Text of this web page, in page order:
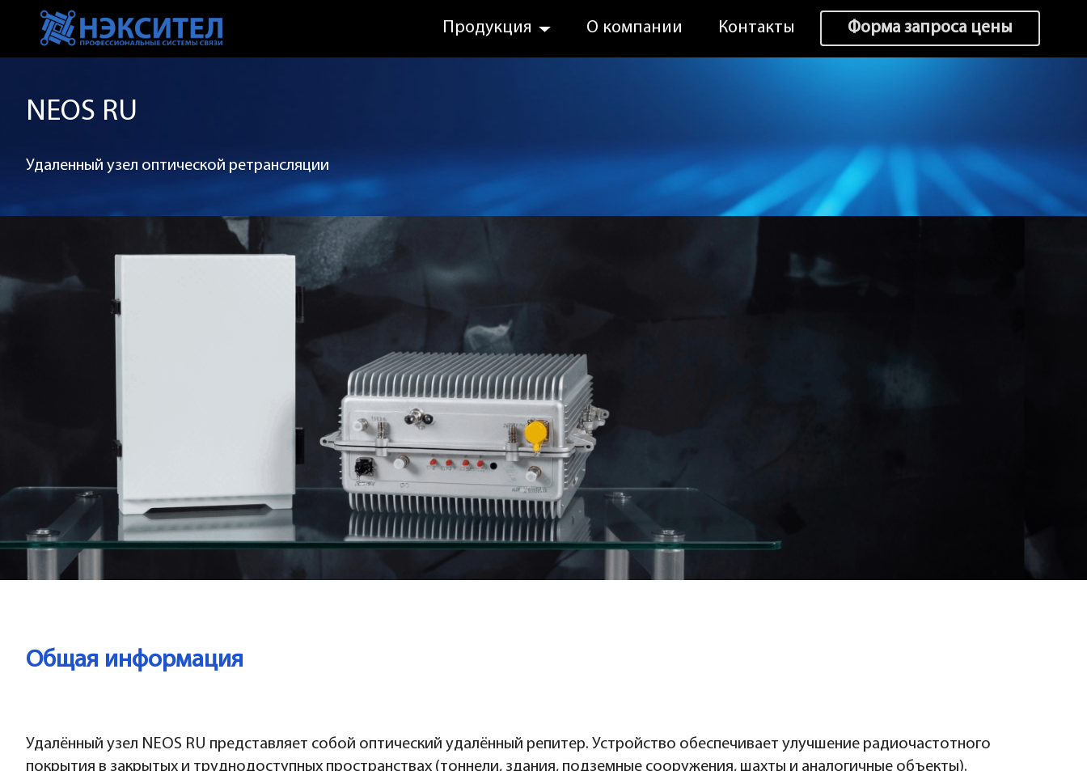
Продукция О компании Контакты Форма запроса цены
NEOS RU
Удаленный узел оптической ретрансляции
Общая информация
Удалённый узел NEOS RU представляет собой оптический удалённый репитер. Устройство обеспечивает улучшение радиочастотного
покрытия в закрытых и труднодоступных пространствах (тоннели, здания, подземные сооружения, шахты и аналогичные объекты).